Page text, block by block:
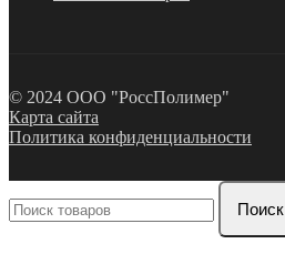
© 2024 ООО "РоссПолимер"
Карта сайта
Политика конфиденциальности
Поиск